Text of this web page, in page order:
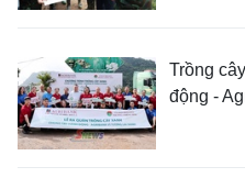
Trồng
động -